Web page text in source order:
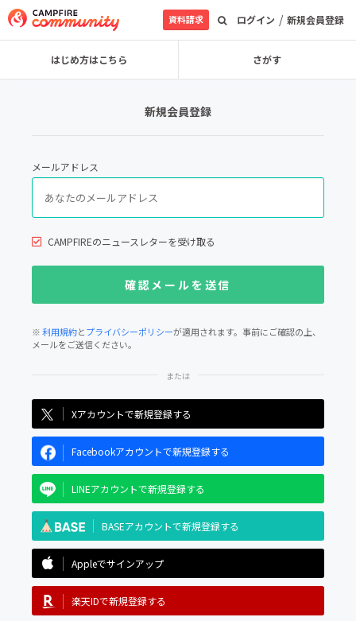
ログイン / 新規会員登録
資料請求
はじめ方はこちら さがす
新規会員登録
メールアドレス
CAMPFIREのニュースレターを受け取る
※利用規約とプライバシーポリシーが適用されます。事前にご確認の上、
メールをご送信ください。
Xアカウントで新規登録する
Facebookアカウントで新規登録する
LINEアカウントで新規登録する
BASEアカウントで新規登録する
Appleでサインアップ
楽天IDで新規登録する